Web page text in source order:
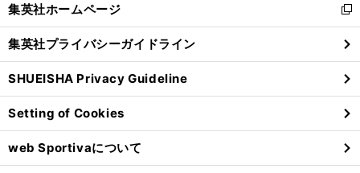
閉
る
集英社ホームページ
新
し
い
ウ
ィ
ン
ド
ウ
で
開
集英社プライバシーガイドライン
SHUEISHA Privacy Guideline
Setting of Cookies
web Sportivaについて